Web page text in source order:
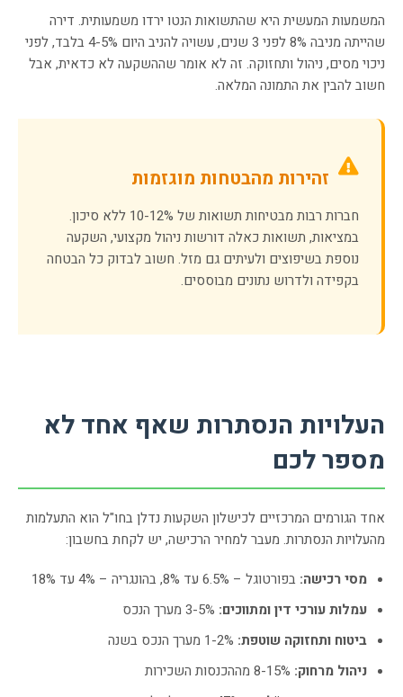
המשמעות המעשית היא שהתשואות הנטו ירדו משמעותית. דירה
שהייתה מניבה 8% לפני 3 שנים, עשויה להניב היום 4-5% בלבד, לפני
ניכוי מסים, ניהול ותחזוקה. זה לא אומר שההשקעה לא כדאית, אבל
חשוב להבין את התמונה המלאה.
זהירות מהבטחות מוגזמות
חברות רבות מבטיחות תשואות של 10-12% ללא סיכון.
במציאות, תשואות כאלה דורשות ניהול מקצועי, השקעה
נוספת בשיפוצים ולעיתים גם מזל. חשוב לבדוק כל הבטחה
בקפידה ולדרוש נתונים מבוססים.
העלויות הנסתרות שאף אחד לא
מספר לכם
אחד הגורמים המרכזיים לכישלון השקעות נדלן בחו"ל הוא התעלמות
מהעלויות הנסתרות. מעבר למחיר הרכישה, יש לקחת בחשבון:
מסי רכישה: בפורטוגל – 6.5% עד 8%, בהונגריה – 4% עד 18%
עמלות עורכי דין ומתווכים:
ביטוח ותחזוקה שוטפת:
ניהול מרחוק: